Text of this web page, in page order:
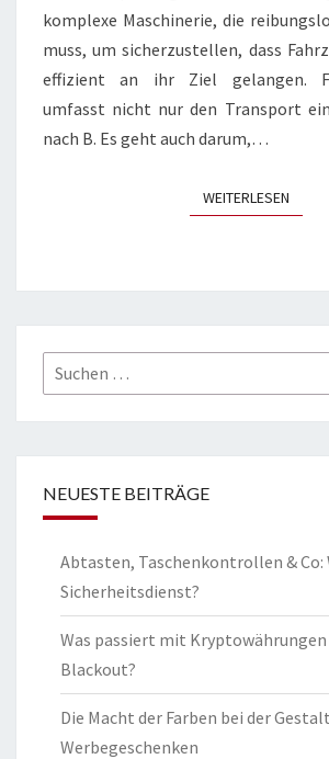
komplexe Maschinerie, die
muss, um sicherzustellen, dass
effizient an ihr Ziel gelangen.
umfasst nicht nur den Transport
nach B. Es geht auch darum,…
WEITERLESEN
Suchen
nach:
NEUESTE BEITRÄGE
Abtasten, Taschenkontrollen & Co:
Sicherheitsdienst?
Was passiert mit
Blackout?
Die Macht der Farben bei der
Werbegeschenken